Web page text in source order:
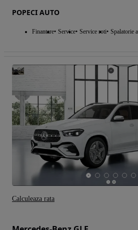
POPECI AUTO
Finantare Service Service roti Spalatorie
Calculeaza rata